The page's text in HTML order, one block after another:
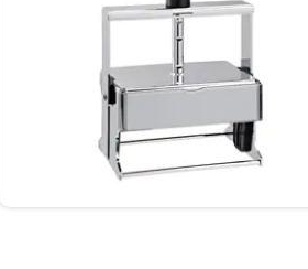
Suuremõõtmelised templid logode
printimiseks karpidele, kottidele ja
dokumentidele.
Vaata tooteid